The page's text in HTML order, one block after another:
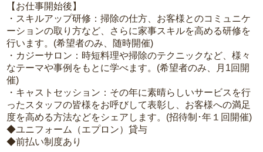
【お仕事開始後】
・スキルアップ研修：掃除の仕方、お客様とのコミュニケ
ーションの取り方など、さらに家事スキルを高める研修を
行います。(希望者のみ、随時開催)
・カジーサロン：時短料理や掃除のテクニックなど、様々
なテーマや事例をもとに学べます。(希望者のみ、月1回開
催)
・キャストセッション：その年に素晴らしいサービスを行
ったスタッフの皆様をお呼びして表彰し、お客様への満足
度を高める方法などをシェアします。(招待制･年１回開催)
◆ユニフォーム（エプロン）貸与
◆前払い制度あり